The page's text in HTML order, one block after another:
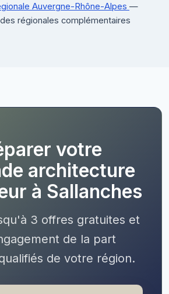
Auvergne-Rhône-Alpes —
régionales complémentaires
votre
architecture
à Sallanches
3 offres gratuites et
de la part
de votre région.